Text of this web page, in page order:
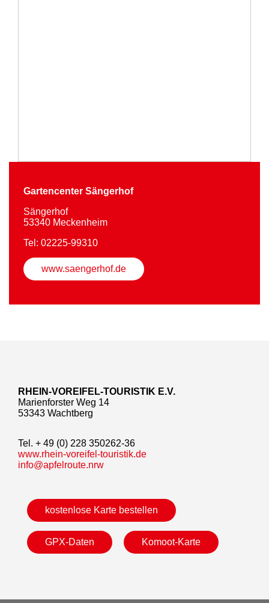
Gartencenter Sängerhof
Sängerhof
53340 Meckenheim
Tel: 02225-99310
www.saengerhof.de
RHEIN-VOREIFEL-TOURISTIK E.V.
Marienforster Weg 14
53343 Wachtberg
Tel. + 49 (0) 228 350262-36
www.rhein-voreifel-touristik.de
info@apfelroute.nrw
kostenlose Karte bestellen
GPX-Daten Komoot-Karte